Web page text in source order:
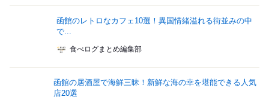
函館のレトロなカフェ10選！異国情緒溢れる街並みの中
で...
食べログまとめ編集部
函館の居酒屋で海鮮三昧！新鮮な海の幸を堪能できる人気
店20選